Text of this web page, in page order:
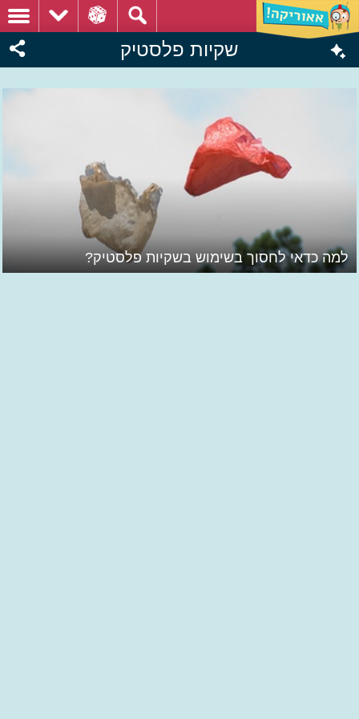
שקיות פלסטיק
למה כדאי לחסוך בשימוש בשקיות פלסטיק?